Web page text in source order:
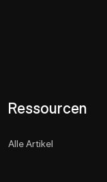
Ressourcen
Alle Artikel